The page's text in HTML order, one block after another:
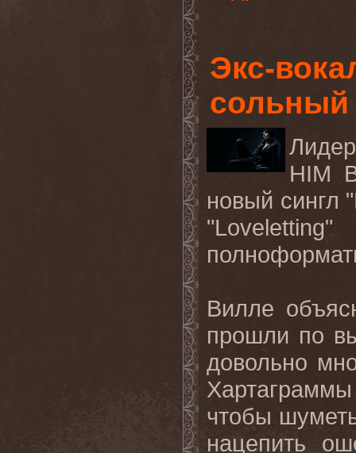
Экс-
сольный
HIM
новый сингл
Вилле
прошли по
довольно
чтобы
нацепить